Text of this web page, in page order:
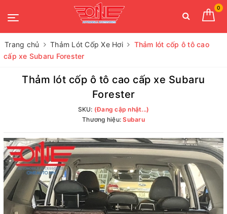
0
Trang chủ Thảm Lót Cốp Xe Hơi
Thảm lót cốp ô tô cao
cấp xe Subaru Forester
Thảm lót cốp ô tô cao cấp xe Subaru
Forester
SKU: (Đang cập nhật...)
Thương hiệu:Subaru